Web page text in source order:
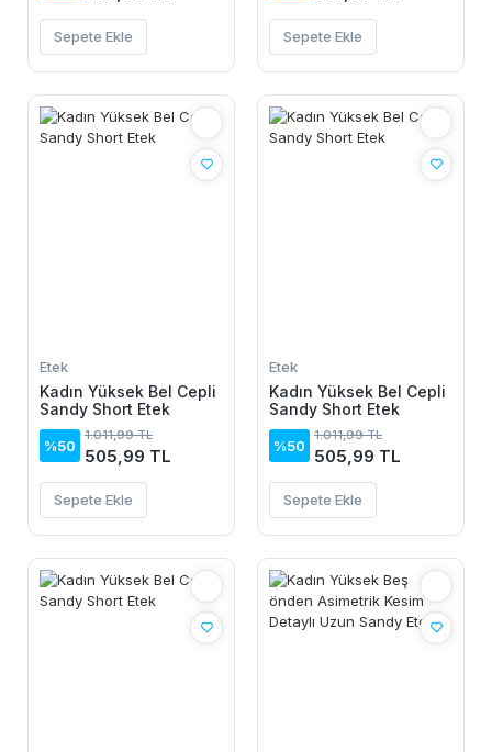
Sepete Ekle Sepete Ekle
Etek
Kadın Yüksek Bel Cepli
Sandy Short Etek
%50
1.011,99 TL
505,99 TL
Sepete Ekle
Etek
Kadın Yüksek Bel Cepli
Sandy Short Etek
%50
1.011,99 TL
505,99 TL
Sepete Ekle